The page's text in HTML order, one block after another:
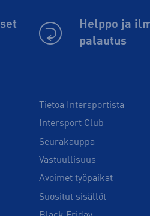
Helppo ja
palautus
Tietoa Intersportista
Intersport Club
Seurakauppa
Vastuullisuus
Avoimet työpaikat
Suositut sisällöt